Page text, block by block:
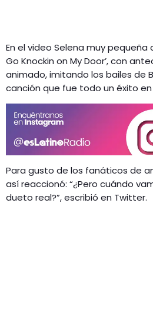
En el video Selena muy pequeña
Go Knockin on My Door’, con
animado, imitando los bailes de
canción que fue todo un éxito en
Para gusto de los fanáticos de
así reaccionó: “¿Pero cuándo
dueto real?”, escribió en Twitter.